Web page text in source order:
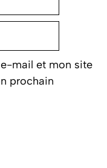
mail et mon site
prochain